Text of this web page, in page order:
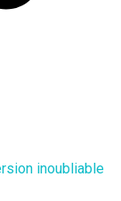
inoubliable